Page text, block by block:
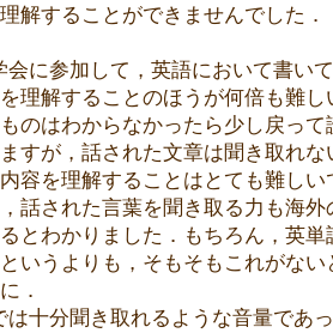
解することができませんでした．
会に参加して，英語において書い
理解することのほうが何倍も難
のはわからなかったら少し戻っ
すが，話された文章は聞き取れ
容を理解することはとても難し
話された言葉を聞き取る力も海
とわかりました．もちろん，英
いうよりも，そもそもこれがな
．
は十分聞き取れるような音量であ